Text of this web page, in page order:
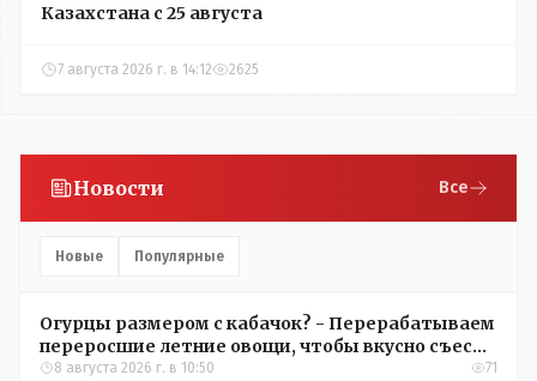
Казахстана с 25 августа
7 августа 2026 г. в 14:12 2625
Новости Все
Новые Популярные
Огурцы размером с кабачок? - Перерабатываем
переросшие летние овощи, чтобы вкусно съесть
зимой
8 августа 2026 г. в 10:50 71